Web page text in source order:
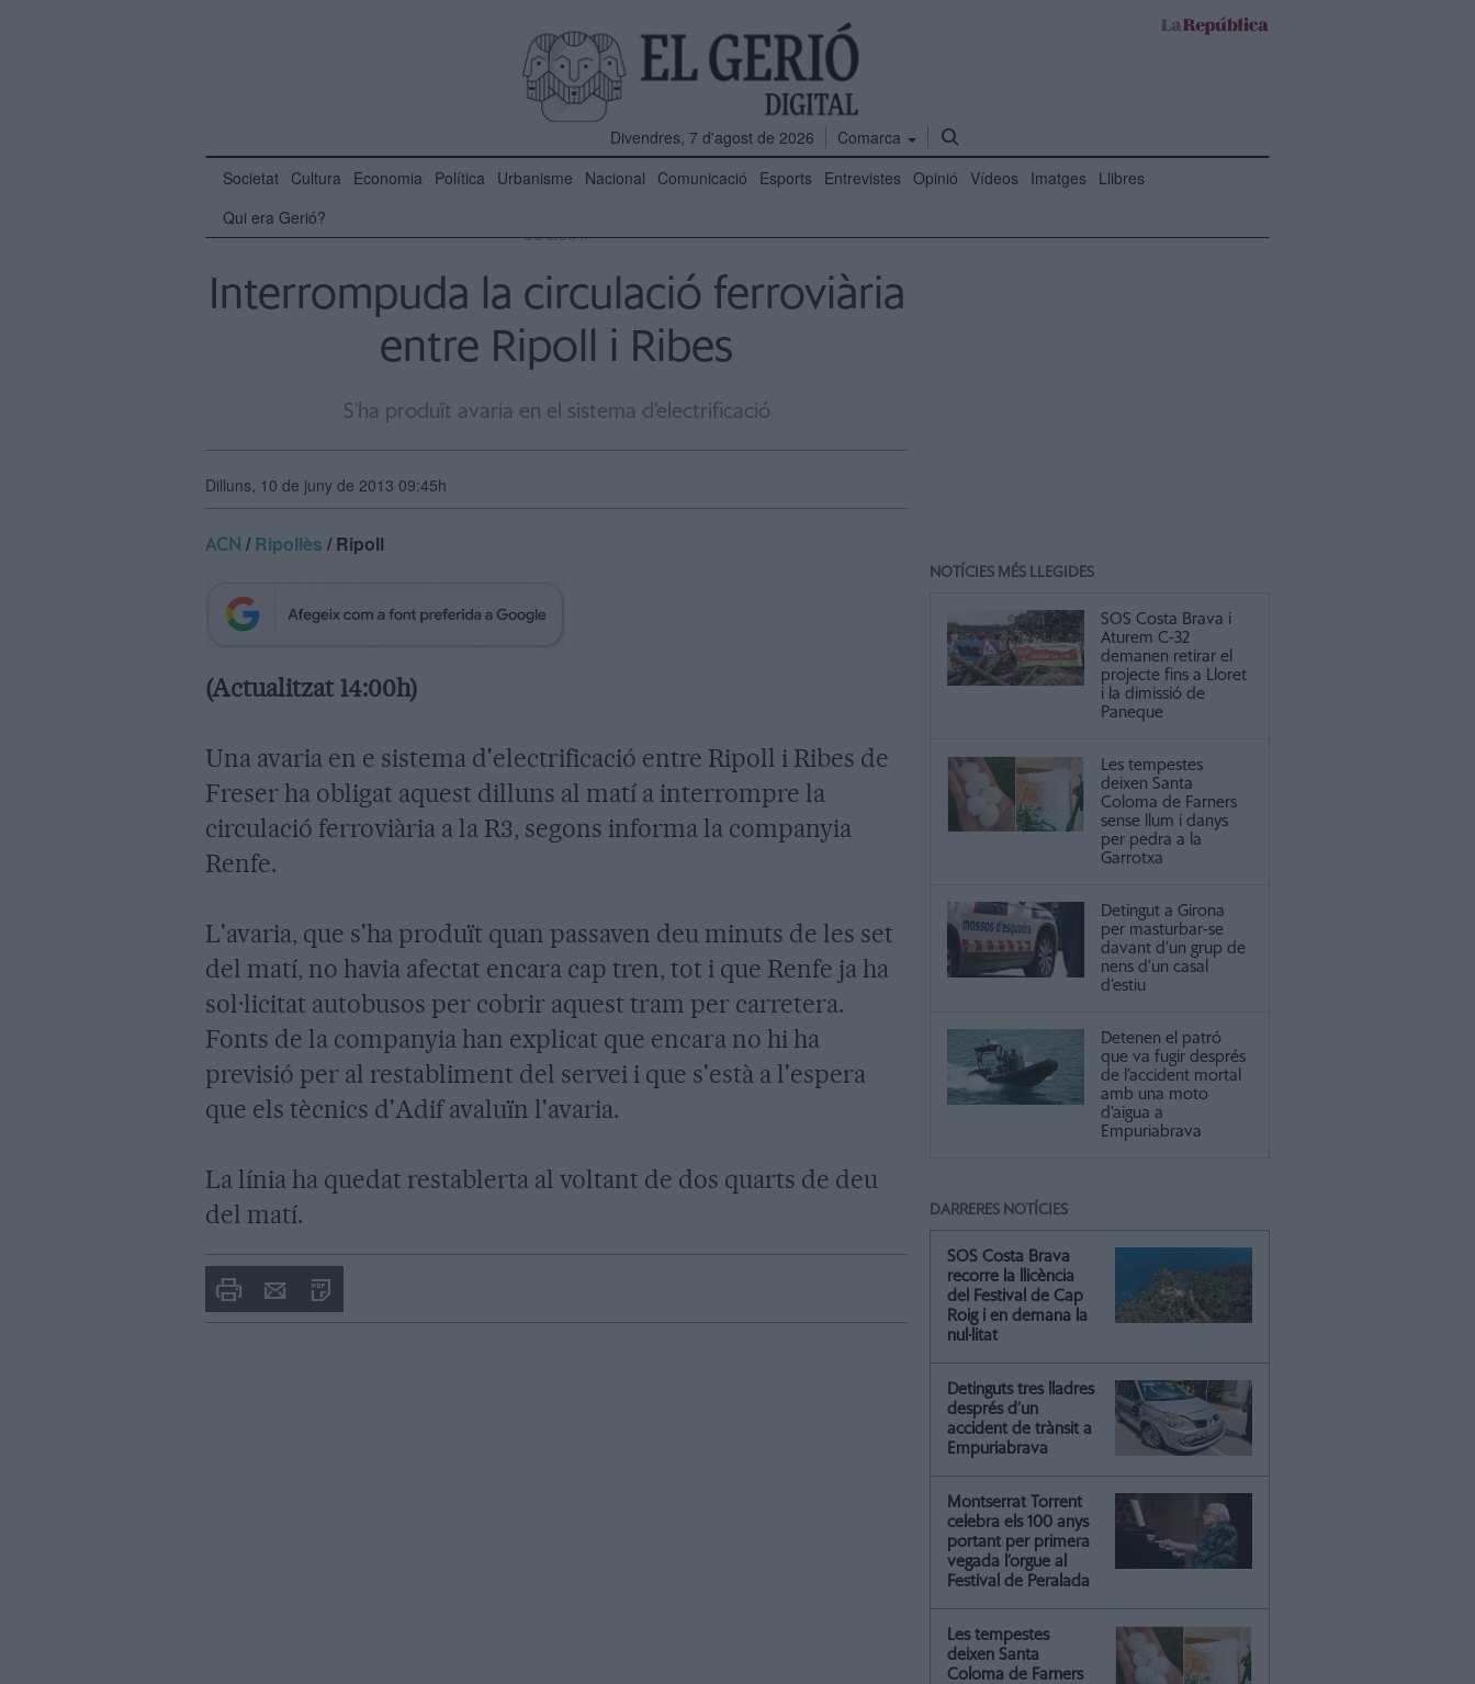
Divendres, 7 d'agost de 2026
Comarca
Societat Cultura Economia Política Urbanisme Nacional Comunicació Esports Entrevistes Opinió Vídeos Imatges Llibres
Qui era Gerió?
SOCIETAT
Interrompuda la circulació ferroviària
entre Ripoll i Ribes
S'ha produït avaria en el sistema d'electrificació
Dilluns, 10 de juny de 2013 09:45h
ACN /Ripollès / Ripoll
(Actualitzat 14:00h)
Una avaria en e sistema d'electrificació entre Ripoll i Ribes de
Freser ha obligat aquest dilluns al matí a interrompre la
circulació ferroviària a la R3, segons informa la companyia
Renfe.
L'avaria, que s'ha produït quan passaven deu minuts de les set
del matí, no havia afectat encara cap tren, tot i que Renfe ja ha
sol·licitat autobusos per cobrir aquest tram per carretera.
Fonts de la companyia han explicat que encara no hi ha
previsió per al restabliment del servei i que s'està a l'espera
que els tècnics d'Adif avaluïn l'avaria.
La línia ha quedat restablerta al voltant de dos quarts de deu
del matí.
Envia
un
NOTÍCIES MÉS LLEGIDES
SOS Costa Brava i
Aturem C-32
demanen retirar el
projecte fins a Lloret
i la dimissió de
Paneque
Les tempestes
deixen Santa
Coloma de Farners
sense llum i danys
per pedra a la
Garrotxa
Detingut a Girona
per masturbar-se
davant d’un grup de
nens d’un casal
d’estiu
Detenen el patró
que va fugir després
de l’accident mortal
amb una moto
d’aigua a
Empuriabrava
DARRERES NOTÍCIES
SOS Costa Brava
recorre la llicència
del Festival de Cap
Roig i en demana la
nul·litat
Detinguts tres lladres
després d’un
accident de trànsit a
Empuriabrava
Montserrat Torrent
celebra els 100 anys
portant per primera
vegada l’orgue al
Festival de Peralada
Les tempestes
deixen Santa
Coloma de Farners